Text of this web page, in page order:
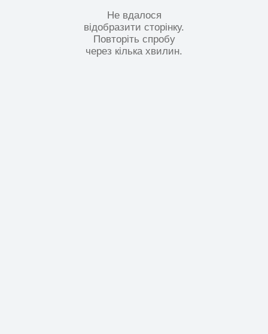
Не вдалося
відобразити сторінку.
Повторіть спробу
через кілька хвилин.